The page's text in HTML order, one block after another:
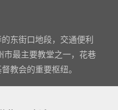
东街口地段，交通便利
市最主要教堂之一，花巷
教会的重要枢纽。